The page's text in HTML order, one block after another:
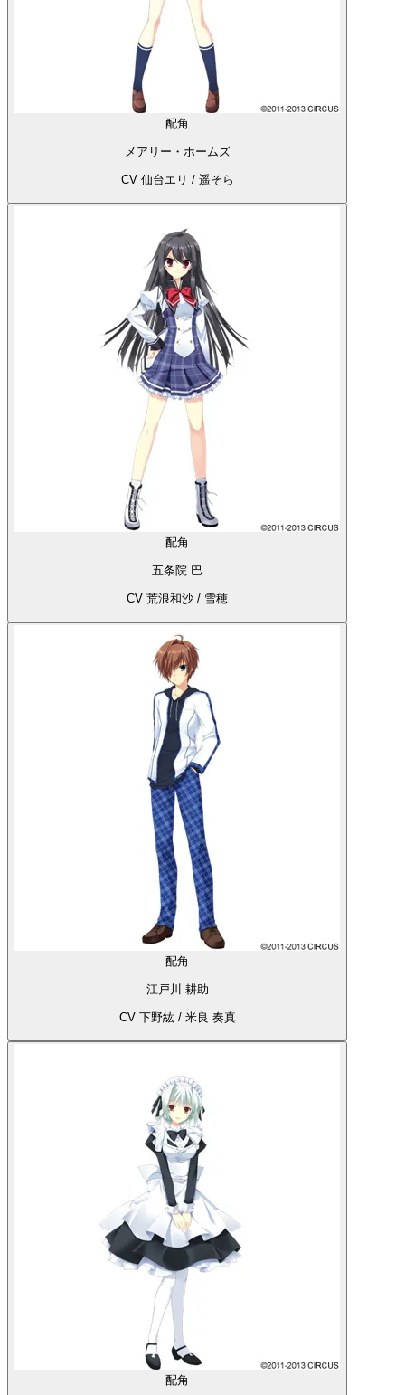
配角
メアリー・ホームズ
CV 仙台エリ / 遥そら
配角
五条院 巴
CV 荒浪和沙 / 雪穂
配角
江戸川 耕助
CV 下野紘 / 米良 奏真
配角